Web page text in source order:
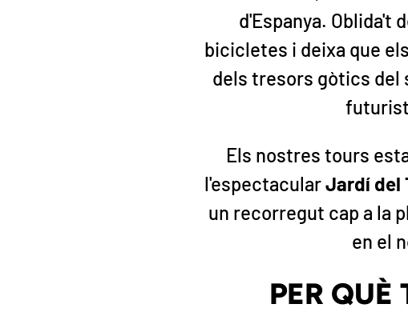
d'Espanya. Oblida't
bicicletes i deixa que
dels tresors gòtics del
Els nostres tours
l'espectacularJardí del
un recorregut cap a la
en el
PER QUÈ